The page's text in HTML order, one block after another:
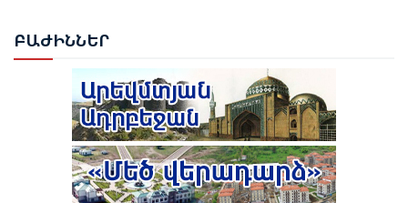
ԹՈՒՐՔԻԱՆ ԵՐԲԵՔ ՉԻ ԹՈՂՆԻ ԻՐ ԿԻՊՐԱԹՈՒՐՔ
ԵՂԲԱՅՐՆԵՐԻՆ ԵՎ ՔՈՒՅՐԵՐԻՆ ՄԵՆԱԿ․ ԷՐԴՈՂԱՆ
ԹՈՒՐՔԻԱՆ ՍԿՍԵԼ Է ԱՔՅԱՔԱ-ԳՅՈՒՄՐԻ ՀԱՏՎԱԾԻ
ՎԵՐԱԿԱՆԳՆՈՒՄԸ
ԲԱԺԻՆՆԵՐ